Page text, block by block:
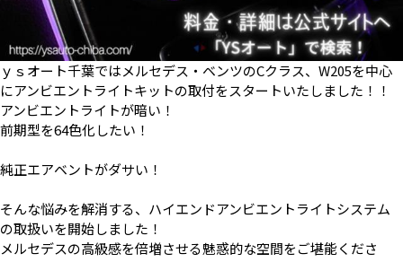
ｙｓオート千葉ではメルセデス・ベンツのCクラス、W205を中心
にアンビエントライトキットの取付をスタートいたしました！！
アンビエントライトが暗い！
前期型を64色化したい！
純正エアベントがダサい！
そんな悩みを解消する、ハイエンドアンビエントライトシステム
の取扱いを開始しました！
メルセデスの高級感を倍増させる魅惑的な空間をご堪能くださ